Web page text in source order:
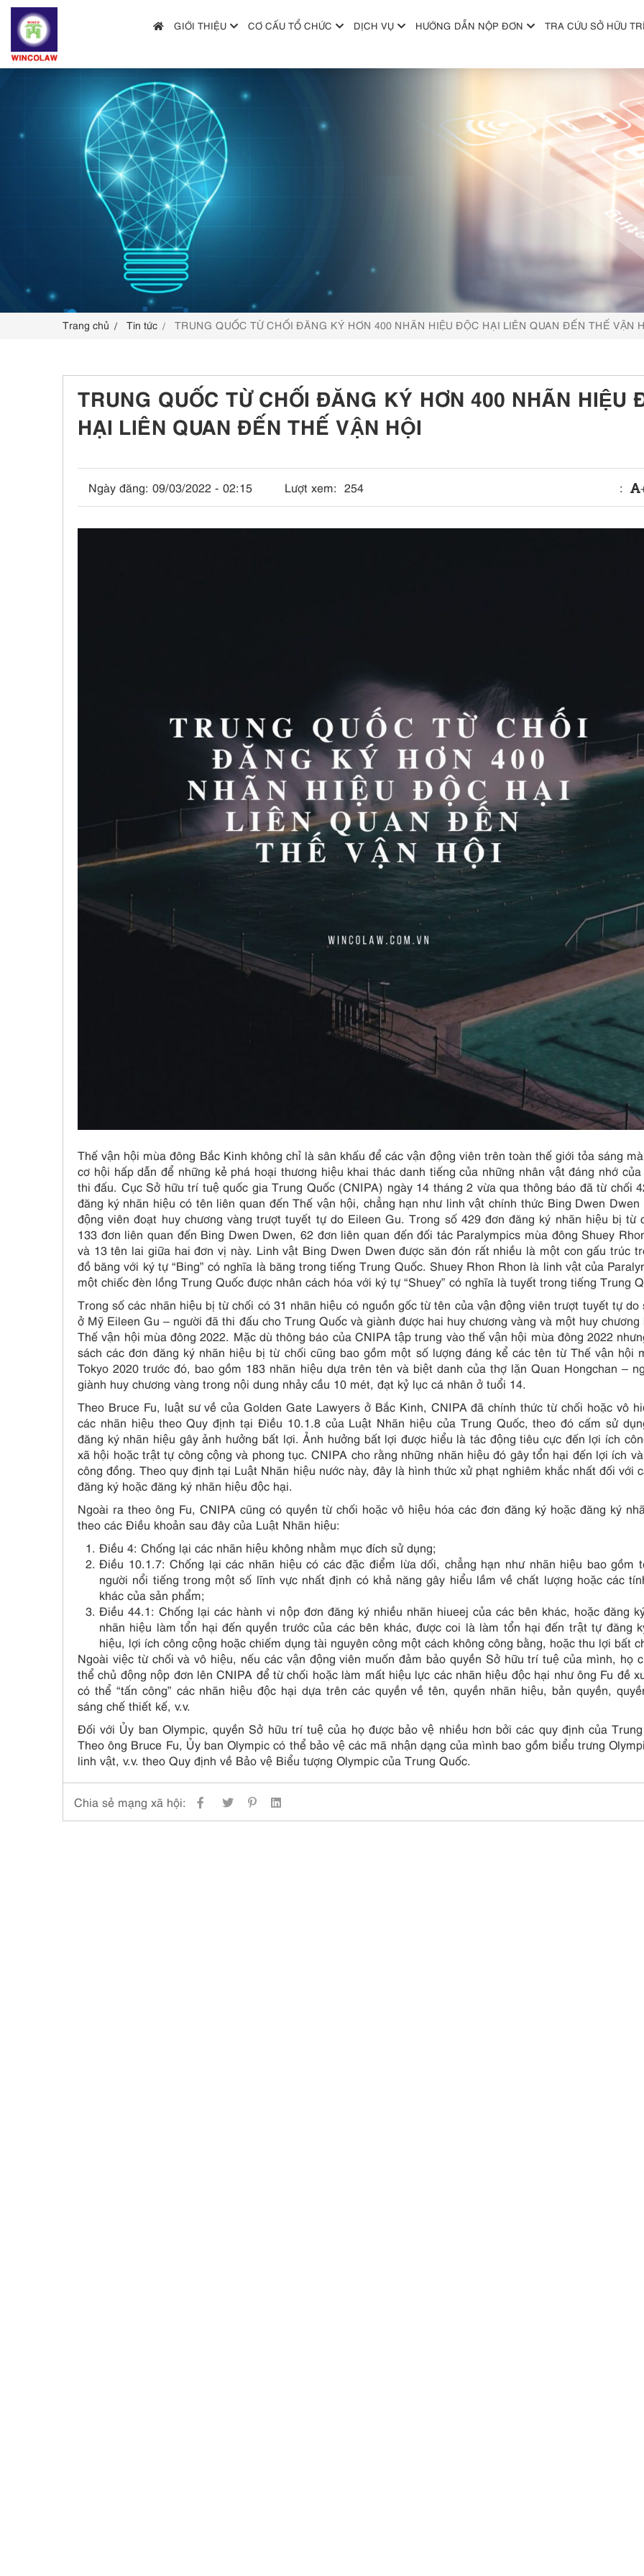
CƠ CẤU TỔ CHỨC
HƯỚNG DẪN NỘP ĐƠN
TRA CỨU SỞ HỮU TRÍ TUỆ
TIN TỨC & VĂN BẢN PHÁP LUẬT
HỎI ĐÁP
GIỚI THIỆU CƠ CẤU TỔ CHỨC DỊCH VỤ HƯỚNG DẪN NỘP ĐƠN TRA CỨU SỞ HỮU
Trang chủ Tin tức TRUNG QUỐC TỪ CHỐI ĐĂNG KÝ HƠN 400 NHÃN HIỆU ĐỘC HẠI LIÊN QUAN ĐẾN THẾ VẬN
TRUNG QUỐC TỪ CHỐI ĐĂNG KÝ HƠN 400 NHÃN HIỆU
HẠI LIÊN QUAN ĐẾN THẾ VẬN HỘI
Ngày đăng: 09/03/2022 - 02:15 Lượt xem: 254 :
Thế vận hội mùa đông Bắc Kinh không chỉ là sân khấu để các vận động viên trên toàn thế giới tỏa sáng
cơ hội hấp dẫn để những kẻ phá hoại thương hiệu khai thác danh tiếng của những nhân vật đáng nhớ
thi đấu. Cục Sở hữu trí tuệ quốc gia Trung Quốc (CNIPA) ngày 14 tháng 2 vừa qua thông báo đã từ chối
đăng ký nhãn hiệu có tên liên quan đến Thế vận hội, chẳng hạn như linh vật chính thức Bing Dwen Dwen
động viên đoạt huy chương vàng trượt tuyết tự do Eileen Gu. Trong số 429 đơn đăng ký nhãn hiệu bị từ
133 đơn liên quan đến Bing Dwen Dwen, 62 đơn liên quan đến đối tác Paralympics mùa đông Shuey
và 13 tên lai giữa hai đơn vị này. Linh vật Bing Dwen Dwen được săn đón rất nhiều là một con gấu trúc
đồ băng với ký tự “Bing” có nghĩa là băng trong tiếng Trung Quốc. Shuey Rhon Rhon là linh vật của
một chiếc đèn lồng Trung Quốc được nhân cách hóa với ký tự “Shuey” có nghĩa là tuyết trong tiếng Trung
Trong số các nhãn hiệu bị từ chối có 31 nhãn hiệu có nguồn gốc từ tên của vận động viên trượt tuyết tự do
ở Mỹ Eileen Gu – người đã thi đấu cho Trung Quốc và giành được hai huy chương vàng và một huy chương
Thế vận hội mùa đông 2022. Mặc dù thông báo của CNIPA tập trung vào thế vận hội mùa đông 2022
sách các đơn đăng ký nhãn hiệu bị từ chối cũng bao gồm một số lượng đáng kể các tên từ Thế vận hội
Tokyo 2020 trước đó, bao gồm 183 nhãn hiệu dựa trên tên và biệt danh của thợ lặn Quan Hongchan –
giành huy chương vàng trong nội dung nhảy cầu 10 mét, đạt kỷ lục cá nhân ở tuổi 14.
Theo Bruce Fu, luật sư về của Golden Gate Lawyers ở Bắc Kinh, CNIPA đã chính thức từ chối hoặc vô
các nhãn hiệu theo Quy định tại Điều 10.1.8 của Luật Nhãn hiệu của Trung Quốc, theo đó cấm sử
đăng ký nhãn hiệu gây ảnh hưởng bất lợi. Ảnh hưởng bất lợi được hiểu là tác động tiêu cực đến lợi ích
xã hội hoặc trật tự công cộng và phong tục. CNIPA cho rằng những nhãn hiệu đó gây tổn hại đến lợi ích
công đồng. Theo quy định tại Luật Nhãn hiệu nước này, đây là hình thức xử phạt nghiêm khắc nhất đối với
đăng ký hoặc đăng ký nhãn hiệu độc hại.
Ngoài ra theo ông Fu, CNIPA cũng có quyền từ chối hoặc vô hiệu hóa các đơn đăng ký hoặc đăng ký
theo các Điều khoản sau đây của Luật Nhãn hiệu:
Điều 4: Chống lại các nhãn hiệu không nhằm mục đích sử dụng;
Điều 10.1.7: Chống lại các nhãn hiệu có các đặc điểm lừa dối, chẳng hạn như nhãn hiệu bao gồm
người nổi tiếng trong một số lĩnh vực nhất định có khả năng gây hiểu lầm về chất lượng hoặc các
khác của sản phẩm;
Điều 44.1: Chống lại các hành vi nộp đơn đăng ký nhiều nhãn hiueej của các bên khác, hoặc đăng
nhãn hiệu làm tổn hại đến quyền trước của các bên khác, được coi là làm tổn hại đến trật tự đăng
hiệu, lợi ích công cộng hoặc chiếm dụng tài nguyên công một cách không công bằng, hoặc thu lợi bất
Ngoài việc từ chối và vô hiệu, nếu các vận động viên muốn đảm bảo quyền Sở hữu trí tuệ của mình, họ
thể chủ động nộp đơn lên CNIPA để từ chối hoặc làm mất hiệu lực các nhãn hiệu độc hại như ông Fu đề
có thể “tấn công” các nhãn hiệu độc hại dựa trên các quyền về tên, quyền nhãn hiệu, bản quyền,
sáng chế thiết kế, v.v.
Đối với Ủy ban Olympic, quyền Sở hữu trí tuệ của họ được bảo vệ nhiều hơn bởi các quy định của
Theo ông Bruce Fu, Ủy ban Olympic có thể bảo vệ các mã nhận dạng của mình bao gồm biểu trưng
linh vật, v.v. theo Quy định về Bảo vệ Biểu tượng Olympic của Trung Quốc.
Chia sẻ mạng xã hội: